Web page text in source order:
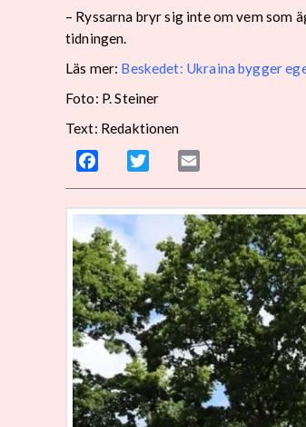
– Ryssarna bryr sig inte om vem som
tidningen.
Läs mer: Beskedet: Ukraina bygger
Foto: P. Steiner
Text: Redaktionen
Facebook Twitter